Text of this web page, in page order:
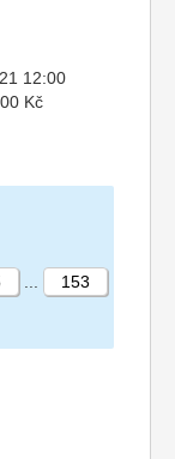
12:00
Kč
153